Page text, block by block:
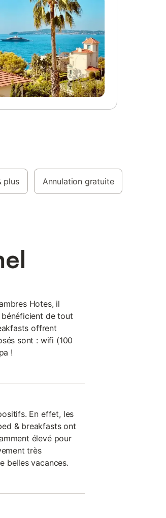
plus Annulation gratuite
Hotes, il
de tout
offrent
sont : wifi (100
!
En effet, les
& breakfasts ont
élevé pour
très
belles vacances.